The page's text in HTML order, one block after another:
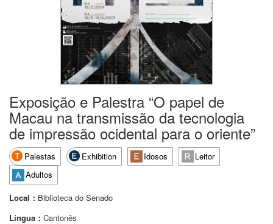
Exposição e Palestra “O papel de
Macau na transmissão da tecnologia
de impressão ocidental para o oriente”
Palestas Exhibition Idosos
Leitor
Adultos
Local： Biblioteca do Senado
Língua： Cantonês